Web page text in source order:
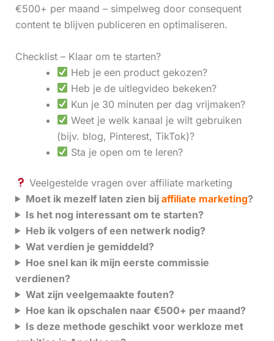
€500+ per maand – simpelweg door consequent
content te blijven publiceren en optimaliseren.
Checklist – Klaar om te starten?
Heb je een product gekozen?
Heb je de uitlegvideo bekeken?
Kun je 30 minuten per dag vrijmaken?
Weet je welk kanaal je wilt gebruiken
(bijv. blog, Pinterest, TikTok)?
Sta je open om te leren?
Veelgestelde vragen over affiliate marketing
Moet ik mezelf laten zien bij affiliate marketing?
Is het nog interessant om te starten?
Heb ik volgers of een netwerk nodig?
Wat verdien je gemiddeld?
Hoe snel kan ik mijn eerste commissie
verdienen?
Wat zijn veelgemaakte fouten?
Hoe kan ik opschalen naar €500+ per maand?
Is deze methode geschikt voor werkloze met